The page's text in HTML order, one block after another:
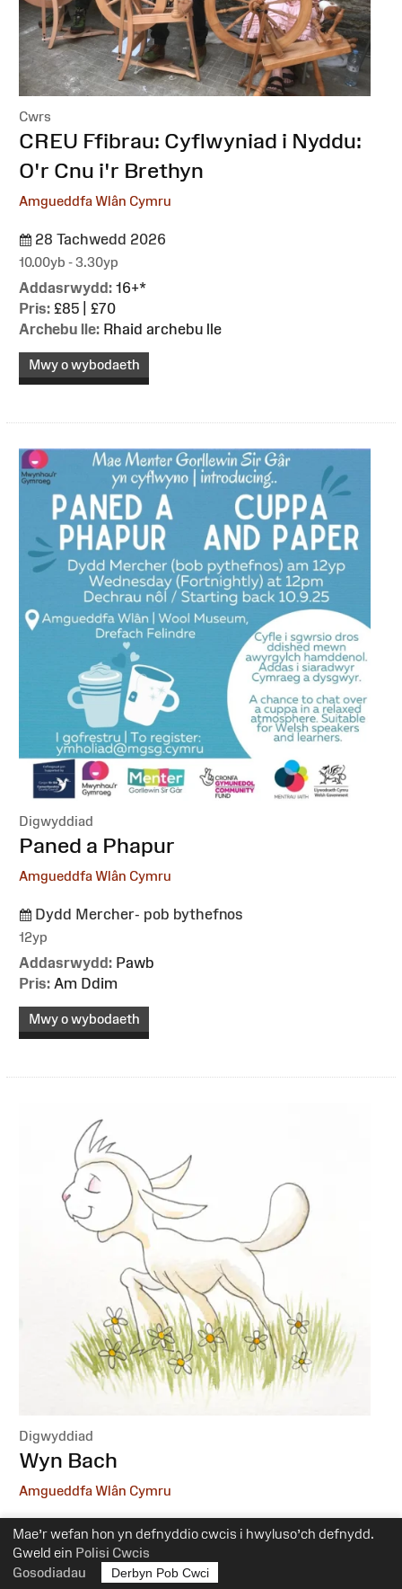
Mae’r wefan hon yn defnyddio cwcis i hwyluso’ch defnydd.
Gweld ein Polisi Cwcis
Gosodiadau
Derbyn Pob Cwci
Cwrs
:CREU Ffibrau: Cyflwyniad i Nyddu:
O'r Cnu i'r Brethyn
Amgueddfa Wlân Cymru
28 Tachwedd 2026
10.00yb - 3.30yp
Addasrwydd: 16+*
Pris: £85 | £70
Archebu lle: Rhaid archebu lle
Mwy o wybodaeth
Digwyddiad
:Paned a Phapur
Amgueddfa Wlân Cymru
Dydd Mercher- pob bythefnos
12yp
Addasrwydd: Pawb
Pris: Am Ddim
Mwy o wybodaeth
Digwyddiad
:Wyn Bach
Amgueddfa Wlân Cymru
6 Hydref, 1 Rhagfyr
10.30yb-12yp
Addasrwydd: 0-5 mlwydd oed